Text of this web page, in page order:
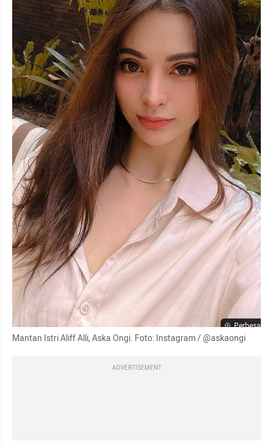
Perbesar
Mantan Istri Aliff Alli, Aska Ongi. Foto: Instagram / @askaongi
ADVERTISEMENT